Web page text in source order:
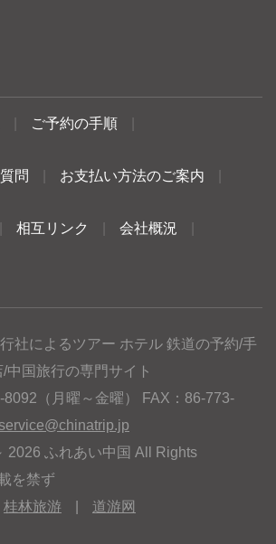
ご予約の手順
問 お支払い方法のご案内
相互リンク 会社概況
社によるツアー ホテル 鉄道の予約/手
中国旅行の専門サイト
（月曜～金曜） FAX：86-773-
service@chinatrip.jp
2026 ふれあい中国 All Rights
を禁ず
桂林旅游 道游网